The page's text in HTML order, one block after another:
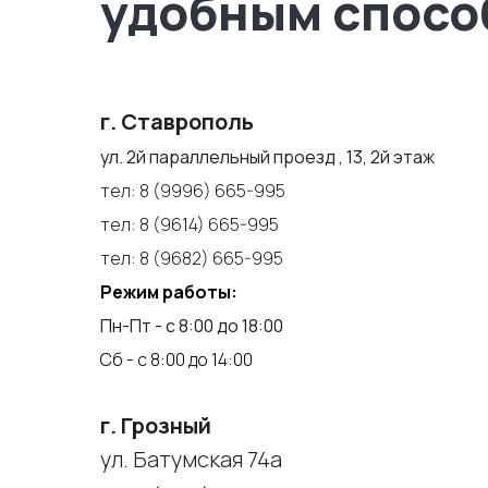
г. Ставрополь
ул. 2й параллельный проезд , 13, 2й этаж
тел: 8 (9996) 665-995
тел: 8 (9614) 665-995
тел: 8 (9682) 665-995
Режим работы:
Пн-Пт - с 8:00 до 18:00
Сб - с 8:00 до 14:00
г. Грозный
ул. Батумская 74а